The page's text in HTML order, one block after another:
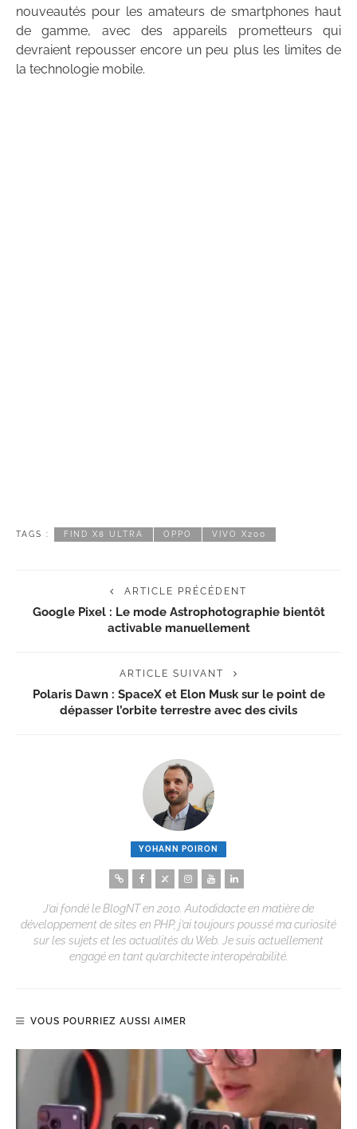
nouveautés pour les amateurs de smartphones haut
de gamme, avec des appareils prometteurs qui
devraient repousser encore un peu plus les limites de
la technologie mobile.
TAGS : FIND X8 ULTRA OPPO VIVO X200
ARTICLE PRÉCÉDENT
Google Pixel : Le mode Astrophotographie bientôt
activable manuellement
ARTICLE SUIVANT
Polaris Dawn : SpaceX et Elon Musk sur le point de
dépasser l’orbite terrestre avec des civils
YOHANN POIRON
J’ai fondé le BlogNT en 2010. Autodidacte en matière de
développement de sites en PHP, j’ai toujours poussé ma curiosité
sur les sujets et les actualités du Web. Je suis actuellement
engagé en tant qu’architecte interopérabilité.
VOUS POURRIEZ AUSSI AIMER